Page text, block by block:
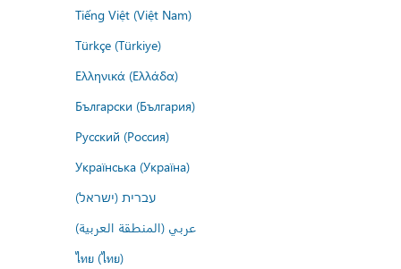
Tiếng Việt (Việt Nam)
Türkçe (Türkiye)
Ελληνικά (Ελλάδα)
Български (България)
Русский (Россия)
Українська (Україна)
עברית (ישראל)
عربي (المنطقة العربية)
ไทย (ไทย)